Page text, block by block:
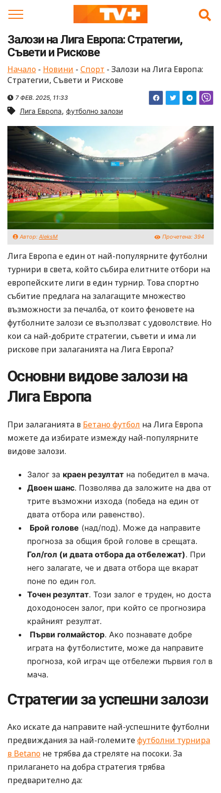
Залози на Лига Европа: Стратегии,
Съвети и Рискове
Начало - Новини - Спорт - Залози на Лига Европа:
Стратегии, Съвети и Рискове
7 ФЕВ. 2025, 11:33
Лига Европа, футболно залози
Автор: AleksM Прочетена: 394
Лига Европа е един от най-популярните футболни
турнири в света, който събира елитните отбори на
европейските лиги в един турнир. Това спортно
събитие предлага на залагащите множество
възможности за печалба, от които феновете на
футболните залози се възползват с удоволствие. Но
кои са най-добрите стратегии, съвети и има ли
рискове при залаганията на Лига Европа?
Основни видове залози на
Лига Европа
При залаганията в Бетано футбол на Лига Европа
можете да избирате измежду най-популярните
видове залози.
Залог за краен резултат на победител в мача.
Двоен шанс. Позволява да заложите на два от
трите възможни изхода (победа на един от
двата отбора или равенство).
Брой голове (над/под). Може да направите
прогноза за общия брой голове в срещата.
Гол/гол (и двата отбора да отбележат). При
него залагате, че и двата отбора ще вкарат
поне по един гол.
Точен резултат. Този залог е труден, но доста
доходоносен залог, при който се прогнозира
крайният резултат.
Първи голмайстор. Ако познавате добре
играта на футболистите, може да направите
прогноза, кой играч ще отбележи първия гол в
мача.
Стратегии за успешни залози
Ако искате да направите най-успешните футболни
предвиждания за най-големитефутболни турнира
в Betano не трябва да стреляте на посоки. За
прилагането на добра стратегия трябва
предварително да: